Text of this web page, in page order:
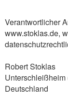
Verantwortlicher
www.stoklas.de,
Robert Stoklas
Unterschleißheim
Deutschland